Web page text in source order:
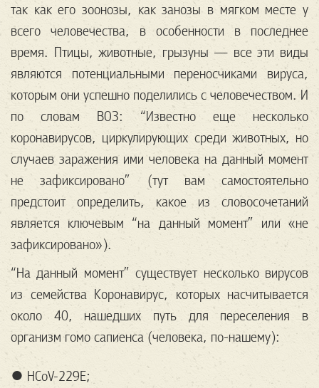
так как его зоонозы, как занозы в мягком месте у
всего человечества, в особенности в последнее
время. Птицы, животные, грызуны — все эти виды
являются потенциальными переносчиками вируса,
которым они успешно поделились с человечеством. И
по словам ВОЗ: “Известно еще несколько
коронавирусов, циркулирующих среди животных, но
случаев заражения ими человека на данный момент
не зафиксировано” (тут вам самостоятельно
предстоит определить, какое из словосочетаний
является ключевым “на данный момент” или «не
зафиксировано»).
“На данный момент” существует несколько вирусов
из семейства Коронавирус, которых насчитывается
около 40, нашедших путь для переселения в
организм гомо сапиенса (человека, по-нашему):
● HCoV-229E;